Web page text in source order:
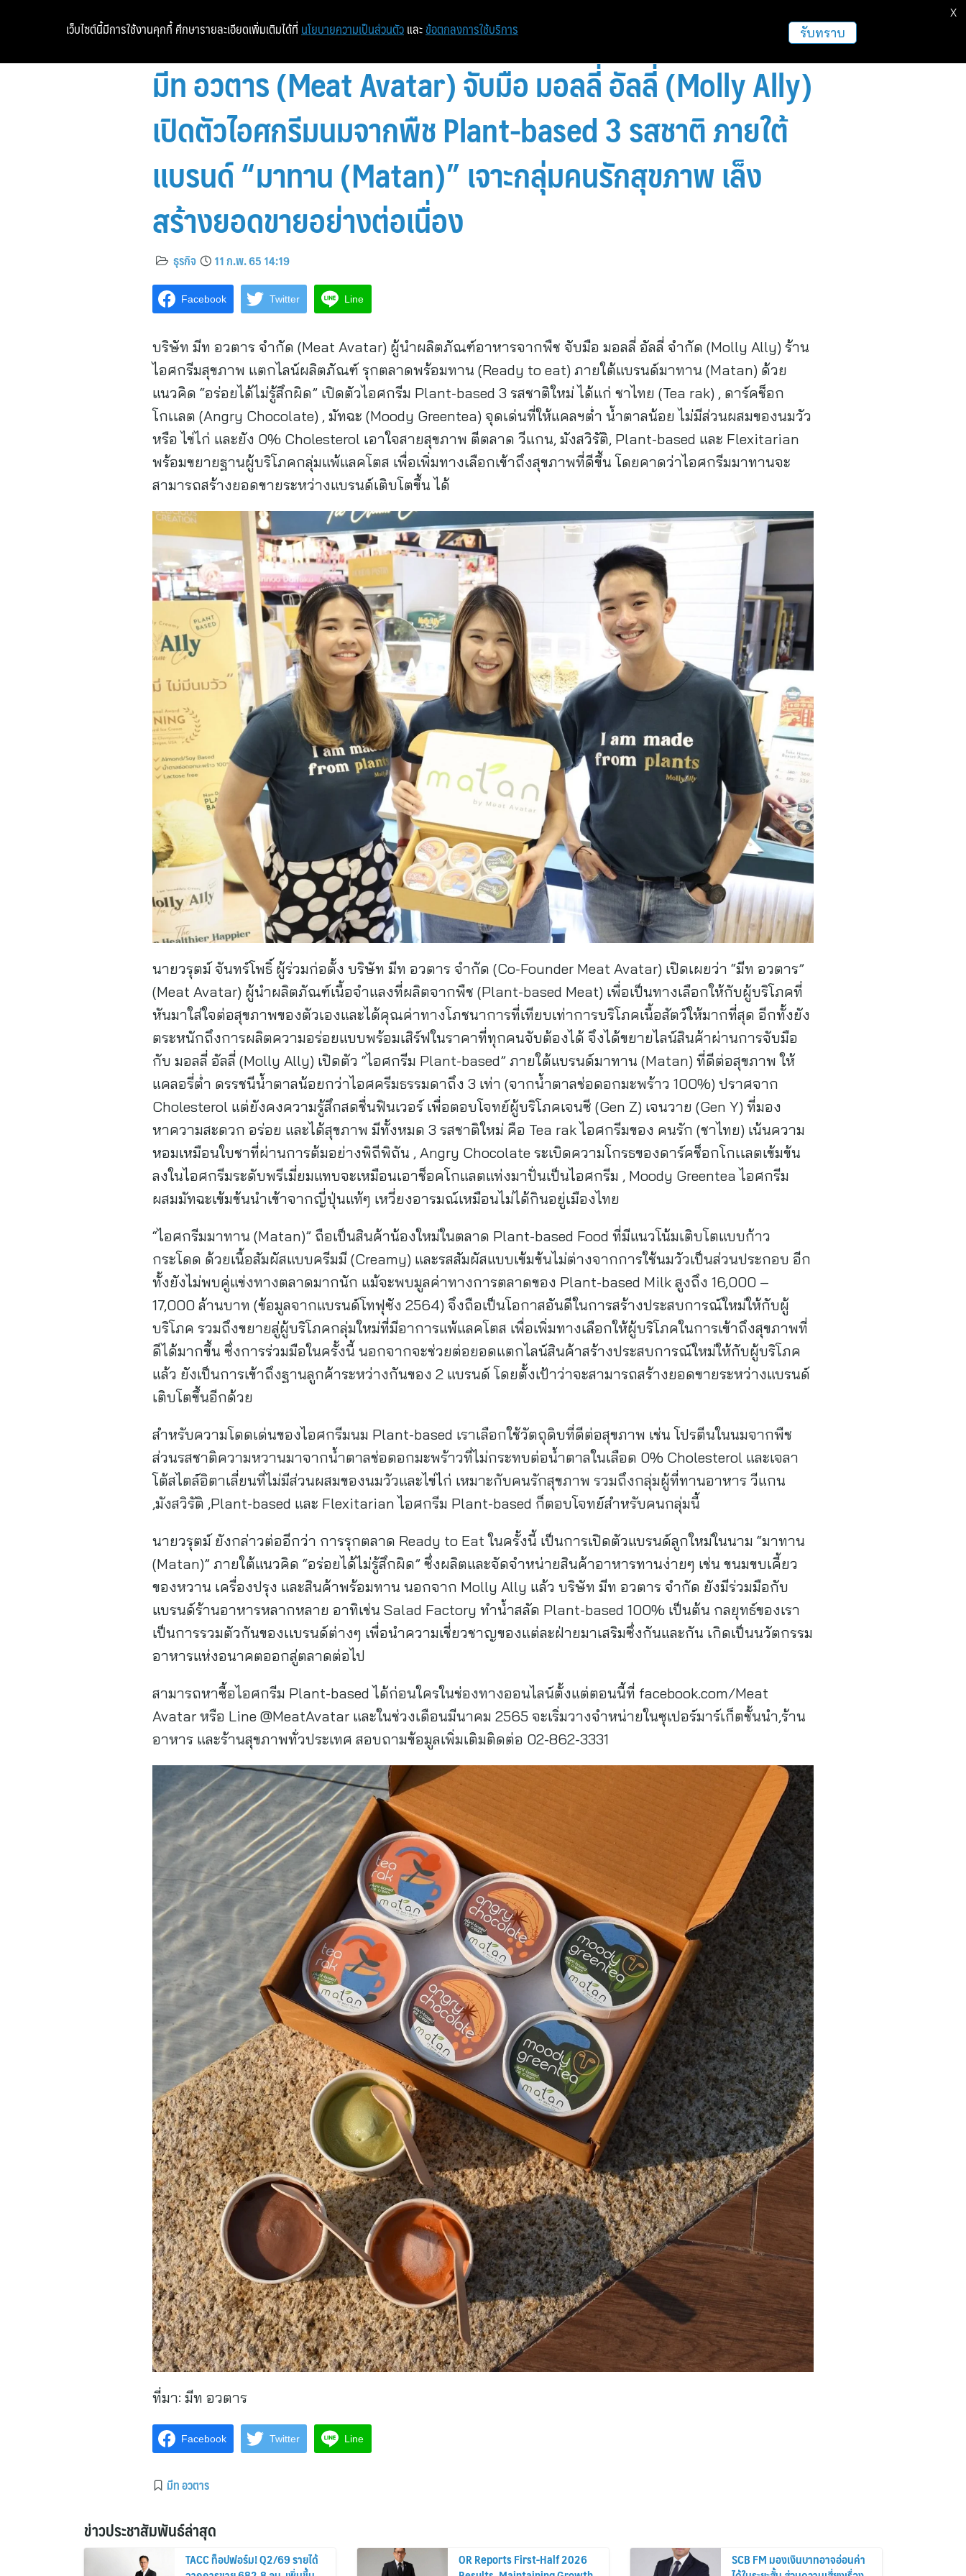
หน้าแรก ท่องเที่ยว ฝากข่าวประชาสัมพันธ์
มีท อวตาร (Meat Avatar) จับมือ มอลลี่ อัลลี่ (Molly Ally)
เปิดตัวไอศกรีมนมจากพืช Plant-based 3 รสชาติ ภายใต้
แบรนด์ “มาทาน (Matan)” เจาะกลุ่มคนรักสุขภาพ เล็ง
สร้างยอดขายอย่างต่อเนื่อง
ธุรกิจ 11 ก.พ. 65 14:19
Facebook Twitter Line
บริษัท มีท อวตาร จำกัด (Meat Avatar) ผู้นำผลิตภัณฑ์อาหารจากพืช จับมือ มอลลี่ อัลลี่ จำกัด (Molly Ally) ร้าน
ไอศกรีมสุขภาพ แตกไลน์ผลิตภัณฑ์ รุกตลาดพร้อมทาน (Ready to eat) ภายใต้แบรนด์มาทาน (Matan) ด้วย
แนวคิด “อร่อยได้ไม่รู้สึกผิด” เปิดตัวไอศกรีม Plant-based 3 รสชาติใหม่ ได้แก่ ชาไทย (Tea rak) , ดาร์คช็อก
โกเเลต (Angry Chocolate) , มัทฉะ (Moody Greentea) จุดเด่นที่ให้แคลฯต่ำ น้ำตาลน้อย ไม่มีส่วนผสมของนมวัว
หรือ ไข่ไก่ และยัง 0% Cholesterol เอาใจสายสุขภาพ ตีตลาด วีแกน, มังสวิรัติ, Plant-based และ Flexitarian
พร้อมขยายฐานผู้บริโภคกลุ่มแพ้แลคโตส เพื่อเพิ่มทางเลือกเข้าถึงสุขภาพที่ดีขึ้น โดยคาดว่าไอศกรีมมาทานจะ
สามารถสร้างยอดขายระหว่างแบรนด์เติบโตขึ้น ได้
นายวรุตม์ จันทร์โพธิ์ ผู้ร่วมก่อตั้ง บริษัท มีท อวตาร จำกัด (Co-Founder Meat Avatar) เปิดเผยว่า “มีท อวตาร”
(Meat Avatar) ผู้นำผลิตภัณฑ์เนื้อจำแลงที่ผลิตจากพืช (Plant-based Meat) เพื่อเป็นทางเลือกให้กับผู้บริโภคที่
หันมาใส่ใจต่อสุขภาพของตัวเองและได้คุณค่าทางโภชนาการที่เทียบเท่าการบริโภคเนื้อสัตว์ให้มากที่สุด อีกทั้งยัง
ตระหนักถึงการผลิตความอร่อยแบบพร้อมเสิร์ฟในราคาที่ทุกคนจับต้องได้ จึงได้ขยายไลน์สินค้าผ่านการจับมือ
กับ มอลลี่ อัลลี่ (Molly Ally) เปิดตัว “ไอศกรีม Plant-based” ภายใต้แบรนด์มาทาน (Matan) ที่ดีต่อสุขภาพ ให้
แคลอรี่ต่ำ ดรรชนีน้ำตาลน้อยกว่าไอศครีมธรรมดาถึง 3 เท่า (จากน้ำตาลช่อดอกมะพร้าว 100%) ปราศจาก
Cholesterol แต่ยังคงความรู้สึกสดชื่นฟินเวอร์ เพื่อตอบโจทย์ผู้บริโภคเจนซี (Gen Z) เจนวาย (Gen Y) ที่มอง
หาความสะดวก อร่อย และได้สุขภาพ มีทั้งหมด 3 รสชาติใหม่ คือ Tea rak ไอศกรีมของ คนรัก (ชาไทย) เน้นความ
หอมเหมือนใบชาที่ผ่านการต้มอย่างพิถีพิถัน , Angry Chocolate ระเบิดความโกรธของดาร์คช็อกโกเเลตเข้มข้น
ลงในไอศกรีมระดับพรีเมี่ยมแทบจะเหมือนเอาช็อคโกแลตแท่งมาปั่นเป็นไอศกรีม , Moody Greentea ไอศกรีม
ผสมมัทฉะเข้มข้นนำเข้าจากญี่ปุ่นแท้ๆ เหวี่ยงอารมณ์เหมือนไม่ได้กินอยู่เมืองไทย
“ไอศกรีมมาทาน (Matan)” ถือเป็นสินค้าน้องใหม่ในตลาด Plant-based Food ที่มีแนวโน้มเติบโตแบบก้าว
กระโดด ด้วยเนื้อสัมผัสแบบครีมมี (Creamy) และรสสัมผัสแบบเข้มข้นไม่ต่างจากการใช้นมวัวเป็นส่วนประกอบ อีก
ทั้งยังไม่พบคู่แข่งทางตลาดมากนัก แม้จะพบมูลค่าทางการตลาดของ Plant-based Milk สูงถึง 16,000 –
17,000 ล้านบาท (ข้อมูลจากแบรนด์โทฟุซัง 2564) จึงถือเป็นโอกาสอันดีในการสร้างประสบการณ์ใหม่ให้กับผู้
บริโภค รวมถึงขยายสู่ผู้บริโภคกลุ่มใหม่ที่มีอาการแพ้แลคโตส เพื่อเพิ่มทางเลือกให้ผู้บริโภคในการเข้าถึงสุขภาพที่
ดีได้มากขึ้น ซึ่งการร่วมมือในครั้งนี้ นอกจากจะช่วยต่อยอดแตกไลน์สินค้าสร้างประสบการณ์ใหม่ให้กับผู้บริโภค
แล้ว ยังเป็นการเข้าถึงฐานลูกค้าระหว่างกันของ 2 แบรนด์ โดยตั้งเป้าว่าจะสามารถสร้างยอดขายระหว่างแบรนด์
เติบโตขึ้นอีกด้วย
สำหรับความโดดเด่นของไอศกรีมนม Plant-based เราเลือกใช้วัตถุดิบที่ดีต่อสุขภาพ เช่น โปรตีนในนมจากพืช
ส่วนรสชาติความหวานมาจากน้ำตาลช่อดอกมะพร้าวที่ไม่กระทบต่อน้ำตาลในเลือด 0% Cholesterol และเจลา
โต้สไตล์อิตาเลี่ยนที่ไม่มีส่วนผสมของนมวัวและไข่ไก่ เหมาะกับคนรักสุขภาพ รวมถึงกลุ่มผู้ที่ทานอาหาร วีแกน
,มังสวิรัติ ,Plant-based และ Flexitarian ไอศกรีม Plant-based ก็ตอบโจทย์สำหรับคนกลุ่มนี้
นายวรุตม์ ยังกล่าวต่ออีกว่า การรุกตลาด Ready to Eat ในครั้งนี้ เป็นการเปิดตัวแบรนด์ลูกใหม่ในนาม “มาทาน
(Matan)” ภายใต้แนวคิด “อร่อยได้ไม่รู้สึกผิด” ซึ่งผลิตและจัดจำหน่ายสินค้าอาหารทานง่ายๆ เช่น ขนมขบเคี้ยว
ของหวาน เครื่องปรุง และสินค้าพร้อมทาน นอกจาก Molly Ally แล้ว บริษัท มีท อวตาร จำกัด ยังมีร่วมมือกับ
แบรนด์ร้านอาหารหลากหลาย อาทิเช่น Salad Factory ทำน้ำสลัด Plant-based 100% เป็นต้น กลยุทธ์ของเรา
เป็นการรวมตัวกันของเเบรนด์ต่างๆ เพื่อนำความเชี่ยวชาญของแต่ละฝ่ายมาเสริมซึ่งกันและกัน เกิดเป็นนวัตกรรม
อาหารแห่งอนาคตออกสู่ตลาดต่อไป
สามารถหาซื้อไอศกรีม Plant-based ได้ก่อนใครในช่องทางออนไลน์ตั้งแต่ตอนนี้ที่ facebook.com/Meat
Avatar หรือ Line @MeatAvatar และในช่วงเดือนมีนาคม 2565 จะเริ่มวางจำหน่ายในซุเปอร์มาร์เก็ตชั้นนำ,ร้าน
อาหาร และร้านสุขภาพทั่วประเทศ สอบถามข้อมูลเพิ่มเติมติดต่อ 02-862-3331
ที่มา: มีท อวตาร
Facebook Twitter Line
มีท อวตาร
ข่าวประชาสัมพันธ์ล่าสุด
TACC ท็อปฟอร์ม! Q2/69 รายได้
OR Reports First-Half 2026
SCB FM มองเงินบาทอาจอ่อนค่า
เว็บไซต์นี้มีการใช้งานคุกกี้ ศึกษารายละเอียดเพิ่มเติมได้ที่ นโยบายความเป็นส่วนตัว และ ข้อตกลงการใช้บริการ รับทราบ
X